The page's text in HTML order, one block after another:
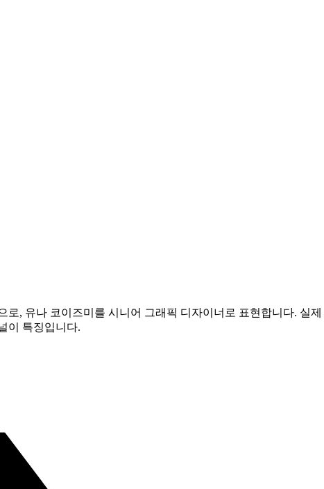
, 유나 코이즈미를 시니어 그래픽 디자이너로 표현합니다. 실
이 특징입니다.